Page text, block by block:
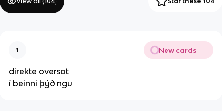
1 New cards
direkte oversat
í beinni þýðingu